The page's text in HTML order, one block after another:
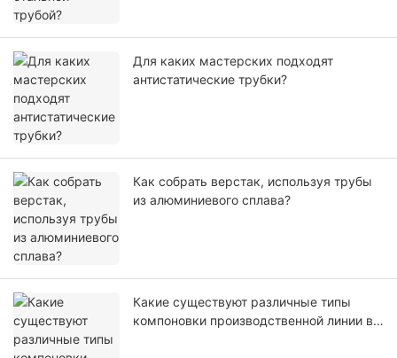
Для каких мастерских подходят
антистатические трубки?
Как собрать верстак, используя трубы
из алюминиевого сплава?
Какие существуют различные типы
компоновки производственной линии в